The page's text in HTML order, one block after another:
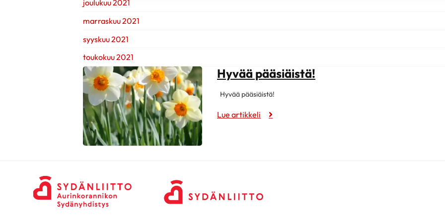
joulukuu 2021
marraskuu 2021
syyskuu 2021
toukokuu 2021
Hyvää pääsiäistä!
Hyvää pääsiäistä!
Lue artikkeli